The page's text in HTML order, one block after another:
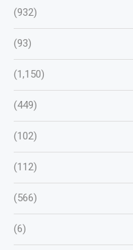
(932)
(93)
(1,150)
(449)
(102)
(112)
(566)
(6)